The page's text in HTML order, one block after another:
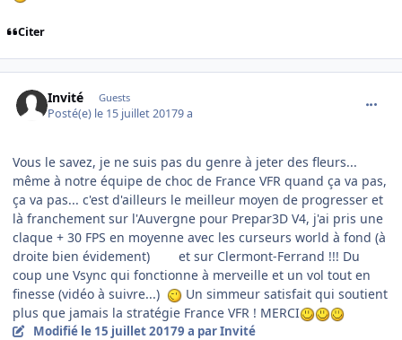
Citer
Invité Guests
Posté(e) le 15 juillet 20179 a
Vous le savez, je ne suis pas du genre à jeter des fleurs...
même à notre équipe de choc de France VFR quand ça va pas,
ça va pas... c'est d'ailleurs le meilleur moyen de progresser et
là franchement sur l'Auvergne pour Prepar3D V4, j'ai pris une
claque + 30 FPS en moyenne avec les curseurs world à fond (à
droite bien évidement) et sur Clermont-Ferrand !!! Du
coup une Vsync qui fonctionne à merveille et un vol tout en
finesse (vidéo à suivre...)
Un simmeur satisfait qui soutient
plus que jamais la stratégie France VFR ! MERCI
Modifié le 15 juillet 20179 a par Invité